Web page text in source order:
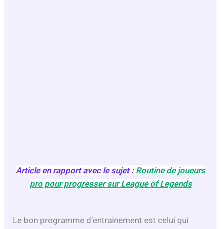
Article en rapport avec le sujet : Routine de joueurs
pro pour progresser sur League of Legends
Le bon programme d’entrainement est celui qui